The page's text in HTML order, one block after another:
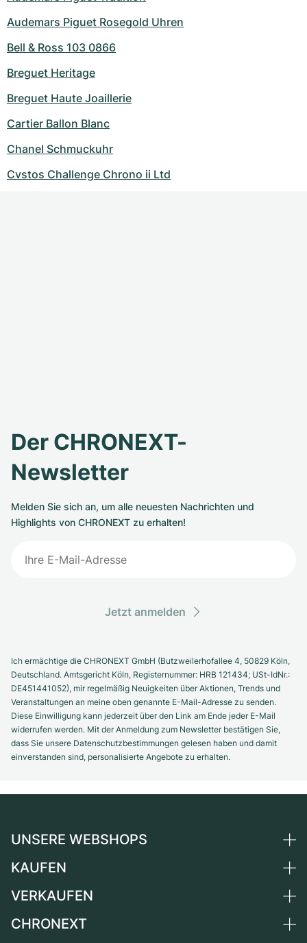
Audemars Piguet Rosegold Uhren
Bell & Ross 103 0866
Breguet Heritage
Breguet Haute Joaillerie
Cartier Ballon Blanc
Chanel Schmuckuhr
Cvstos Challenge Chrono ii Ltd
Der CHRONEXT-
Newsletter
Melden Sie sich an, um alle neuesten Nachrichten und
Highlights von CHRONEXT zu erhalten!
Jetzt anmelden
Ich ermächtige die CHRONEXT GmbH (Butzweilerhofallee 4, 50829 Köln,
Deutschland. Amtsgericht Köln, Registernummer: HRB 121434; USt-IdNr.:
DE451441052), mir regelmäßig Neuigkeiten über Aktionen, Trends und
Veranstaltungen an meine oben genannte E-Mail-Adresse zu senden.
Diese Einwilligung kann jederzeit über den Link am Ende jeder E-Mail
widerrufen werden. Mit der Anmeldung zum Newsletter bestätigen Sie,
dass Sie unsere Datenschutzbestimmungen gelesen haben und damit
einverstanden sind, personalisierte Angebote zu erhalten.
UNSERE WEBSHOPS
Deutschland
Schweiz
KAUFEN
Alle Luxusuhren
VERKAUFEN
Uhr verkaufen
CHRONEXT